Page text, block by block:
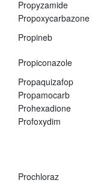
Propyzamide
Propoxycarbazone
Propineb
Propiconazole
Propaquizafop
Propamocarb
Prohexadione
Profoxydim
Prochloraz